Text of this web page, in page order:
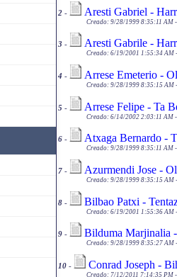
2 - Aresti Gabriel -
Creado: 9/28/1999 8:35:11 AM
3 - Aresti Gabrile -
Creado: 6/19/2001 1:55:34 AM
4 - Arrese Emeterio -
Creado: 9/28/1999 8:35:15 AM
5 - Arrese Felipe - Ta
Creado: 6/14/2002 2:03:11 AM
6 - Atxaga Bernardo -
Creado: 9/28/1999 8:35:11 AM
7 - Azurmendi Jose -
Creado: 9/28/1999 8:35:15 AM
8 - Bilbao Patxi -
Creado: 6/19/2001 1:55:36 AM
9 - Bilduma Marjinalia
Creado: 9/28/1999 8:35:27 AM
10 - Conrad Joseph -
Creado: 7/12/2011 7:14:35 PM